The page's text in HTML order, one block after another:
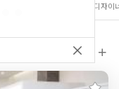
1/